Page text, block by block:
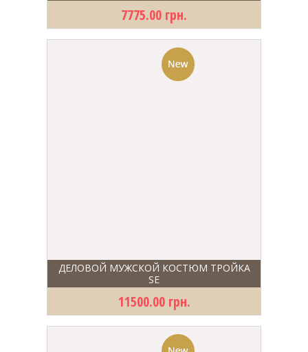
7775.00 грн.
ДЕЛОВОЙ МУЖСКОЙ КОСТЮМ ТРОЙКА
SE
11500.00 грн.